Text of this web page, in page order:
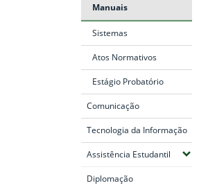
Manuais
Sistemas
Atos Normativos
Estágio Probatório
Comunicação
Tecnologia da Informação
Assistência Estudantil
Diplomação